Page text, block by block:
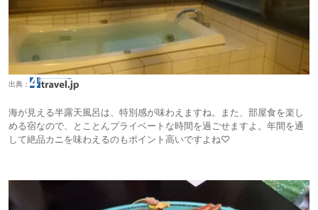
出典：
海が見える半露天風呂は、特別感が味わえますね。また、部屋食を楽し
める宿なので、とことんプライベートな時間を過ごせますよ。年間を通
して絶品カニを味わえるのもポイント高いですよね♡